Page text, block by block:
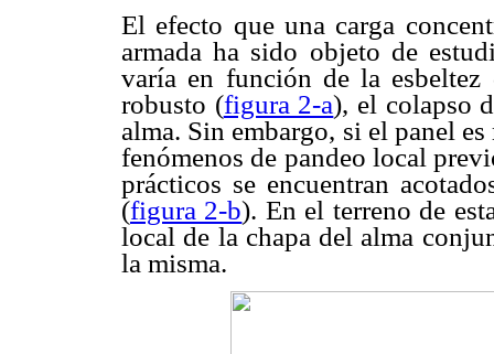
El efecto que una carga
armada ha sido objeto de
varía en función de la
robusto (figura 2-a), el colapso
alma. Sin embargo, si el panel
fenómenos de pandeo local
prácticos se encuentran
(figura 2-b). En el terreno de
local de la chapa del alma
la misma.